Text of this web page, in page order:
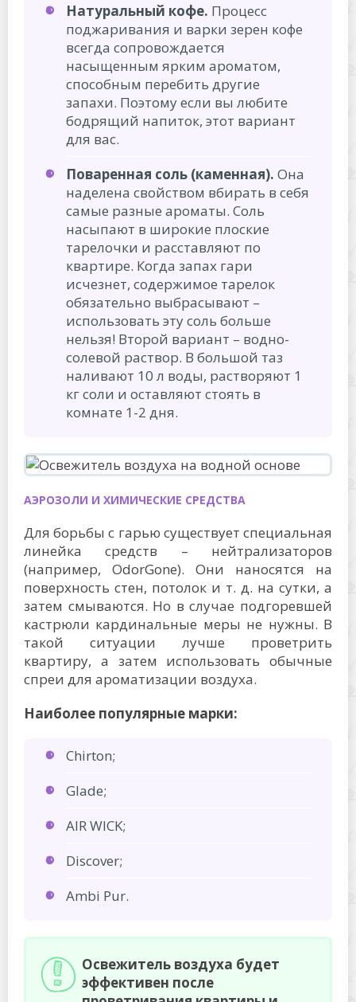
Натуральный кофе. Процесс
поджаривания и варки зерен кофе
всегда сопровождается
насыщенным ярким ароматом,
способным перебить другие
запахи. Поэтому если вы любите
бодрящий напиток, этот вариант
для вас.
Поваренная соль (каменная). Она
наделена свойством вбирать в себя
самые разные ароматы. Соль
насыпают в широкие плоские
тарелочки и расставляют по
квартире. Когда запах гари
исчезнет, содержимое тарелок
обязательно выбрасывают –
использовать эту соль больше
нельзя! Второй вариант – водно-
солевой раствор. В большой таз
наливают 10 л воды, растворяют 1
кг соли и оставляют стоять в
комнате 1-2 дня.
АЭРОЗОЛИ И ХИМИЧЕСКИЕ СРЕДСТВА
Для борьбы с гарью существует специальная
линейка средств – нейтрализаторов
(например, OdorGone). Они наносятся на
поверхность стен, потолок и т. д. на сутки, а
затем смываются. Но в случае подгоревшей
кастрюли кардинальные меры не нужны. В
такой ситуации лучше проветрить
квартиру, а затем использовать обычные
спреи для ароматизации воздуха.
Наиболее популярные марки:
Chirton;
Glade;
AIR WICK;
Discover;
Ambi Pur.
Освежитель воздуха будет
эффективен после